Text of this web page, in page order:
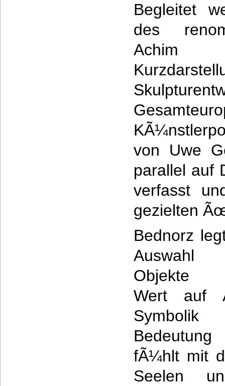
Begleitet
des
Achim
von Uwe
parallel auf
verfasst
gezielten
Bednorz
Objekte
Wert auf
fÃ¼hlt mit
Seelen